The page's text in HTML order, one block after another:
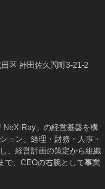
区 神田佐久間町3-21-2
NeX-Ray」の経営基盤を構
ョン。経理・財務・人事・
、経営計画の策定から組織
で、CEOの右腕として事業